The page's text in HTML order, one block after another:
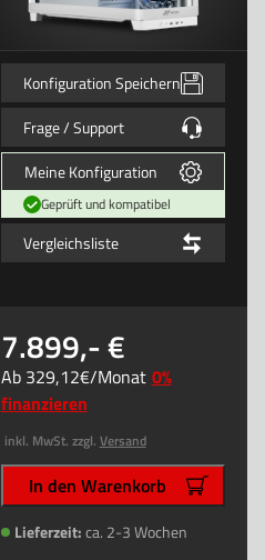
Konfiguration Speichern
Frage / Support
Meine Konfiguration
Geprüft und kompatibel
Vergleichsliste
7.899,-
Ab 329,12 /Monat 0%
finanzieren
inkl. MwSt. zzgl. Versand
In den Warenkorb
Lieferzeit:ca. 2-3 Wochen